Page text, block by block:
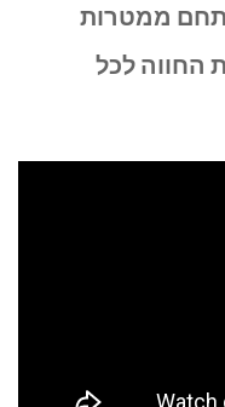
ממטרות
החווה לכל